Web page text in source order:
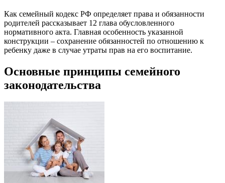
Как семейный кодекс РФ определяет права и обязанности
родителей рассказывает 12 глава обусловленного
нормативного акта. Главная особенность указанной
конструкции – сохранение обязанностей по отношению к
ребенку даже в случае утраты прав на его воспитание.
Основные принципы семейного
законодательства